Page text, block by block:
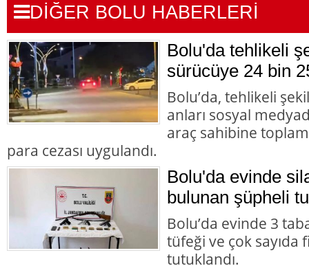
DİĞER BOLU HABERLERİ
Bolu'da tehlikeli
sürücüye 24 bin
Bolu’da, tehlikeli
anları sosyal
araç sahibine
para cezası uygulandı.
Bolu'da evinde
bulunan şüpheli
Bolu’da evinde 3
tüfeği ve çok
tutuklandı.